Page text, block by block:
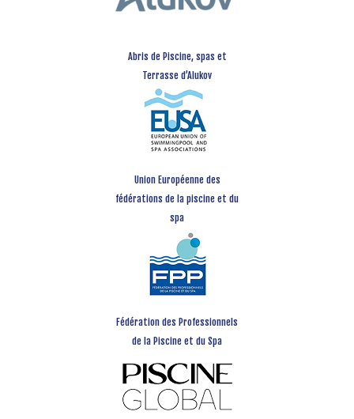
Abris de Piscine, spas et
Terrasse d’Alukov
Union Européenne des
fédérations de la piscine et du
spa
Fédération des Professionnels
de la Piscine et du Spa